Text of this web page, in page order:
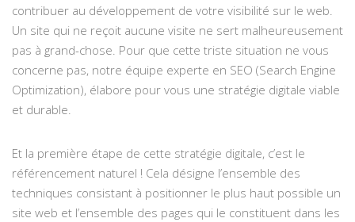
contribuer au développement de votre visibilité sur le web.
Un site qui ne reçoit aucune visite ne sert malheureusement
pas à grand-chose. Pour que cette triste situation ne vous
concerne pas, notre équipe experte en SEO (Search Engine
Optimization), élabore pour vous une stratégie digitale viable
et durable.
Et la première étape de cette stratégie digitale, c’est le
référencement naturel ! Cela désigne l’ensemble des
techniques consistant à positionner le plus haut possible un
site web et l’ensemble des pages qui le constituent dans les